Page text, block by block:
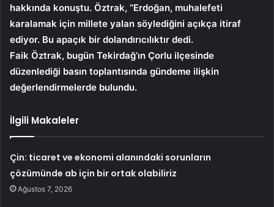
hakkında konuştu. Öztrak, “Erdoğan, muhalefeti
karalamak için millete yalan söylediğini açıkça itiraf
ediyor. Bu apaçık bir dolandırıcılıktır dedi.
Faik Öztrak, bugün Tekirdağ’ın Çorlu ilçesinde
düzenlediği basın toplantısında gündeme ilişkin
değerlendirmelerde bulundu.
İlgili Makaleler
Çin: ticaret ve ekonomi alanındaki sorunların
çözümünde ab için bir ortak olabiliriz
Ağustos 7, 2026